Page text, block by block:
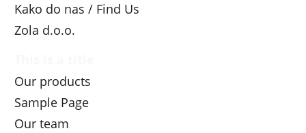
Kako do nas / Find Us
Zola d.o.o.
Our products
Sample Page
Our team